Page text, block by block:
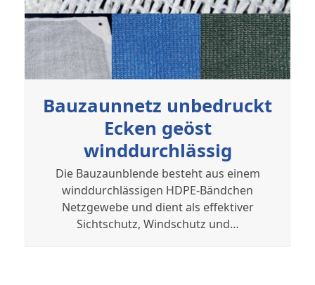
Bauzaunnetz unbedruckt
Ecken geöst
winddurchlässig
Die Bauzaunblende besteht aus einem
winddurchlässigen HDPE-Bändchen
Netzgewebe und dient als effektiver
Sichtschutz, Windschutz und…